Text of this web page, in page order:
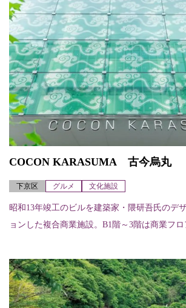
COCON KARASUMA 古今烏丸
下京区 グルメ 文化施設
昭和13年竣工のビルを建築家・隈研吾氏のデ
ョンした複合商業施設。B1階～3階は商業フロ
ついては次の...